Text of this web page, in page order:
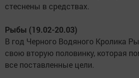
стеснены в средствах.
Рыбы (19.02-20.03)
В год Черного Водяного Кролика
свою вторую половинку, которая
все поставленные цели.